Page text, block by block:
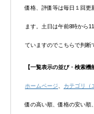
価格、評価等は毎日１回更
ます。土日は午前8時から
ていますのでこちらで判断
【一覧表示の並び・検索機
ホームページ 、 カテゴリ（
価の高い順、価格の安い順